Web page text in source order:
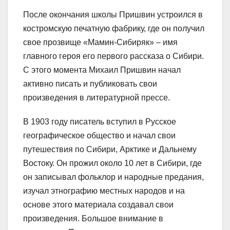
После окончания школы Пришвин устроился в
костромскую печатную фабрику, где он получил
свое прозвище «Мамин-Сибиряк» – имя
главного героя его первого рассказа о Сибири.
С этого момента Михаил Пришвин начал
активно писать и публиковать свои
произведения в литературной прессе.
В 1903 году писатель вступил в Русское
географическое общество и начал свои
путешествия по Сибири, Арктике и Дальнему
Востоку. Он прожил около 10 лет в Сибири, где
он записывал фольклор и народные предания,
изучал этнографию местных народов и на
основе этого материала создавал свои
произведения. Большое внимание в